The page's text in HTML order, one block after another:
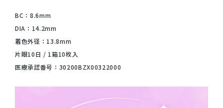
BC：8.6mm
DIA：14.2mm
着色外径：13.8mm
片眼10日 / 1箱10枚入
医療承認番号：30200BZX00322000